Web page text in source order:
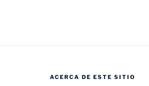
ACERCA DE ESTE SITIO